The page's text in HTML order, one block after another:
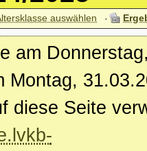
auswählen
am
Montag,
diese Seite